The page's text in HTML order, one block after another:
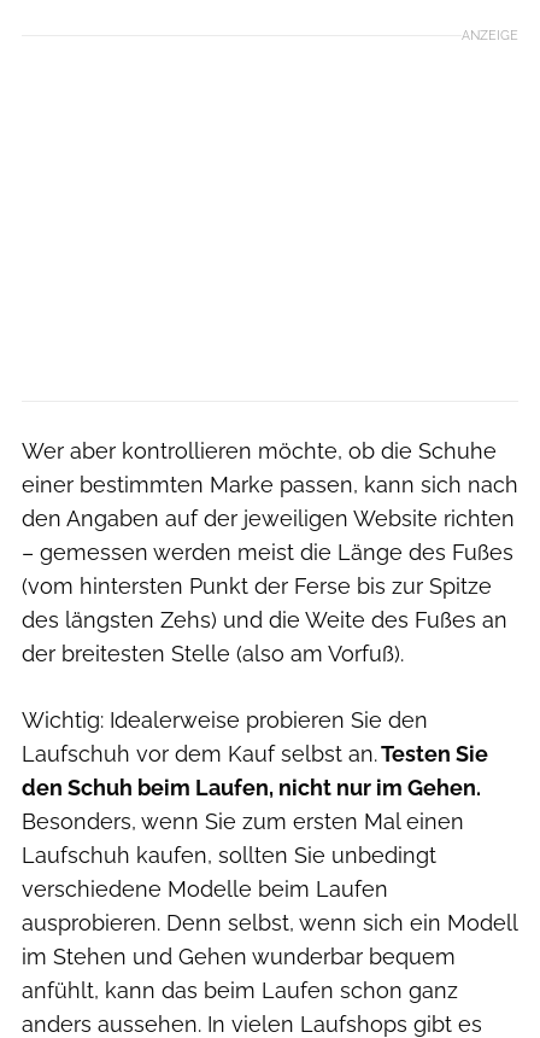
ANZEIGE
Wer aber kontrollieren möchte, ob die Schuhe
einer bestimmten Marke passen, kann sich nach
den Angaben auf der jeweiligen Website richten
– gemessen werden meist die Länge des Fußes
(vom hintersten Punkt der Ferse bis zur Spitze
des längsten Zehs) und die Weite des Fußes an
der breitesten Stelle (also am Vorfuß).
Wichtig: Idealerweise probieren Sie den
Laufschuh vor dem Kauf selbst an.Testen Sie
den Schuh beim Laufen, nicht nur im Gehen.
Besonders, wenn Sie zum ersten Mal einen
Laufschuh kaufen, sollten Sie unbedingt
verschiedene Modelle beim Laufen
ausprobieren. Denn selbst, wenn sich ein Modell
im Stehen und Gehen wunderbar bequem
anfühlt, kann das beim Laufen schon ganz
anders aussehen. In vielen Laufshops gibt es